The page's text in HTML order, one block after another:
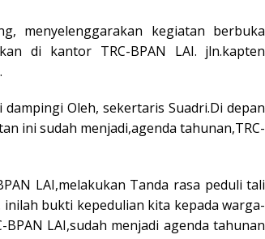
menyelenggarakan kegiatan berbuka
di kantor TRC-BPAN LAI. jln.kapten
dampingi Oleh, sekertaris Suadri.Di depan
ini sudah menjadi,agenda tahunan,TRC-
LAI,melakukan Tanda rasa peduli tali
bukti kepedulian kita kepada warga-
LAI,sudah menjadi agenda tahunan